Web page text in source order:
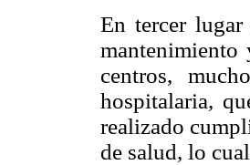
En tercer
mantenimiento
centros,
hospitalaria,
realizado
de salud, lo